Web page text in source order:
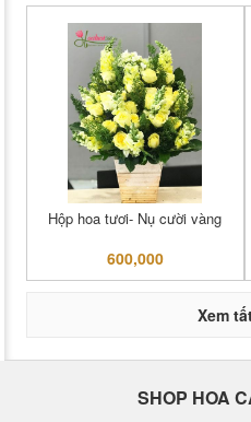
Hộp hoa tươi- Nụ cười vàng
600,000
Xem
SHOP HOA